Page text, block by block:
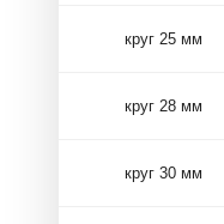
круг 25 мм
круг 28 мм
круг 30 мм